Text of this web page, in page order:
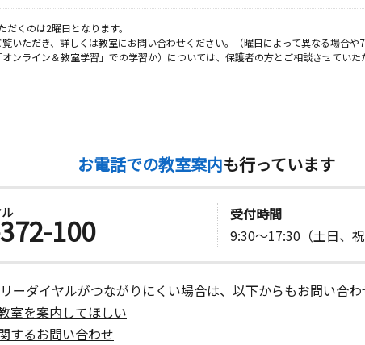
くのは2曜日となります。
いただき、詳しくは教室にお問い合わせください。（曜日によって異なる場合や
ンライン＆教室学習」での学習か）については、保護者の方とご相談させていた
お電話での教室案内も行っています
100
受付時間
9:30～17:30（土日、祝
ーダイヤルがつながりにくい場合は、以下からもお問い合わ
室を案内してほしい
するお問い合わせ